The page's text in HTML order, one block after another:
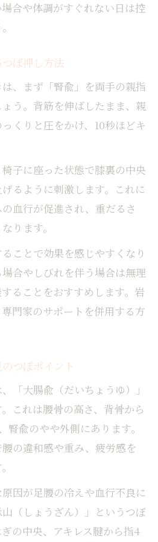
合や体調がすぐれない日は控
ぼ押し方法
、まず「腎兪」を両手の親指
う。背筋を伸ばしたまま、親
くりと圧をかけ、10秒ほどキ
子に座った状態で膝裏の中央
るように刺激します。これに
血行が促進され、重だるさ
ります。
ことで効果を感じやすくなり
合やしびれを伴う場合は無理
ることをおすすめします。岩
門家のサポートを併用する方
つぼポイント
「大腸兪（だいちょうゆ）」
これは腰骨の高さ、背骨から
兪のやや外側にあります。
の違和感や重み、疲労感を
因が足腰の冷えや血行不良に
（しょうざん）」というつぼ
の中央、アキレス腱から指4